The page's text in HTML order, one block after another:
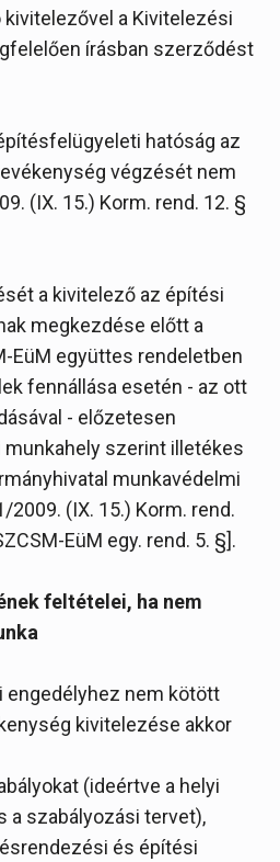
a Kivitelezési
írásban szerződést
hatóság az
végzését nem
(IX. 15.) Korm. rend. 12. §
a kivitelező az építési
megkezdése előtt a
EüM együttes rendeletben
fennállása esetén - az ott
- előzetesen
szerint illetékes
munkavédelmi
(IX. 15.) Korm. rend.
EüM egy. rend. 5. §].
feltételei, ha nem
engedélyhez nem kötött
kivitelezése akkor
(ideértve a helyi
a szabályozási tervet),
és építési